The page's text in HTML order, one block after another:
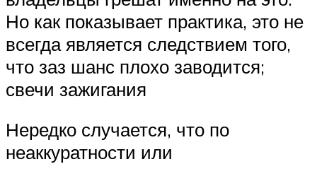
Но как показывает практика, это не
всегда является следствием того,
что заз шанс плохо заводится;
свечи зажигания
Нередко случается, что по
неаккуратности или